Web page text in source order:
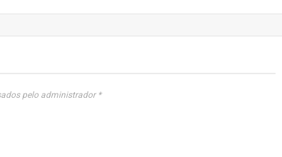
pelo administrador *